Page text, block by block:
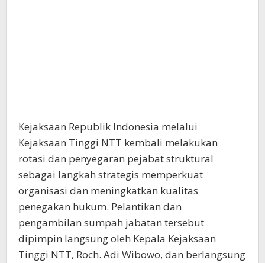
Kejaksaan Republik Indonesia melalui
Kejaksaan Tinggi NTT kembali melakukan
rotasi dan penyegaran pejabat struktural
sebagai langkah strategis memperkuat
organisasi dan meningkatkan kualitas
penegakan hukum. Pelantikan dan
pengambilan sumpah jabatan tersebut
dipimpin langsung oleh Kepala Kejaksaan
Tinggi NTT, Roch. Adi Wibowo, dan berlangsung